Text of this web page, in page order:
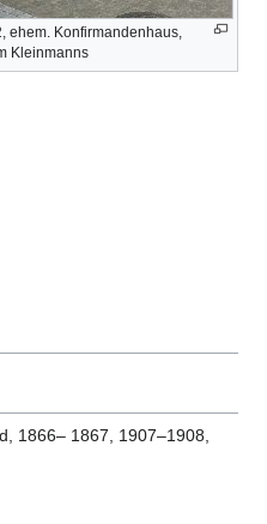
ehem. Konfirmandenhaus,
Kleinmanns
1866– 1867, 1907–1908,